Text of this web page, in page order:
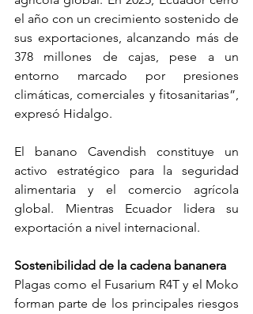
el año con un crecimiento sostenido de
sus exportaciones, alcanzando más de
378 millones de cajas, pese a un
entorno marcado por presiones
climáticas, comerciales y fitosanitarias”,
expresó Hidalgo.
El banano Cavendish constituye un
activo estratégico para la seguridad
alimentaria y el comercio agrícola
global. Mientras Ecuador lidera su
exportación a nivel internacional.
Sostenibilidad de la cadena bananera
Plagas como el Fusarium R4T y el Moko
forman parte de los principales riesgos